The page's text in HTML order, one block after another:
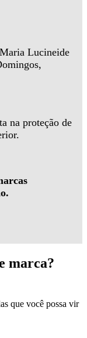
Lucineide
na proteção de
marca?
que você possa vir